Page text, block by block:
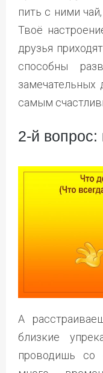
пить с ними
Твоё
друзья
способны
замечательных
самым
2-й
А
близкие
проводишь со